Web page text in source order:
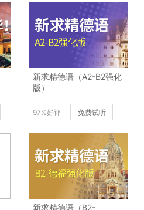
新求精德语（A2-B2强化
版）
97%好评 免费试听
新求精德语（B2-